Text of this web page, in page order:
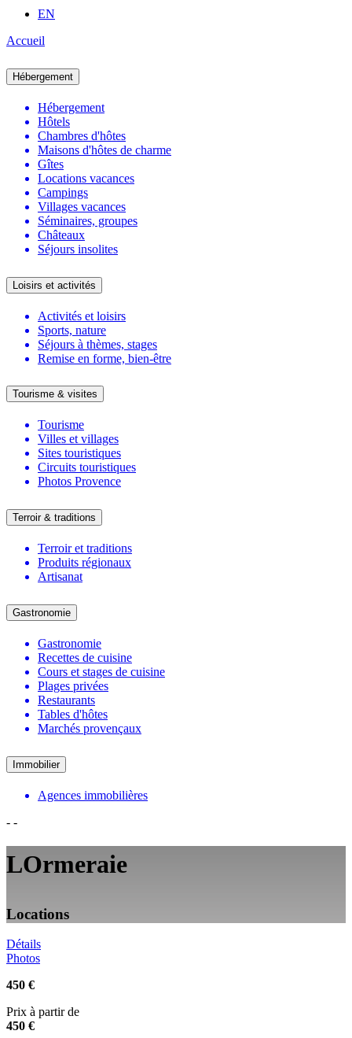
EN
Accueil
Hébergement
Hébergement
Hôtels
Chambres d'hôtes
Maisons d'hôtes de charme
Gîtes
Locations vacances
Campings
Villages vacances
Séminaires, groupes
Châteaux
Séjours insolites
Loisirs et activités
Activités et loisirs
Sports, nature
Séjours à thèmes, stages
Remise en forme, bien-être
Tourisme & visites
Tourisme
Villes et villages
Sites touristiques
Circuits touristiques
Photos Provence
Terroir & traditions
Terroir et traditions
Produits régionaux
Artisanat
Gastronomie
Gastronomie
Recettes de cuisine
Cours et stages de cuisine
Plages privées
Restaurants
Tables d'hôtes
Marchés provençaux
Immobilier
Agences immobilières
- -
LOrmeraie
Locations
Détails
Photos
450 €
Prix à partir de
450 €